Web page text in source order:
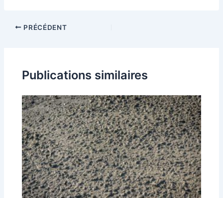
NavigationPRÉCÉDENT
Publications similaires